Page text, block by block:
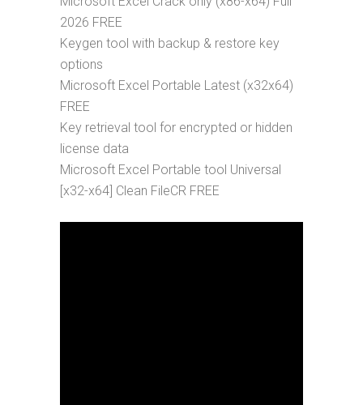
2026 FREE
Keygen tool with backup & restore key
options
Microsoft Excel Portable Latest (x32x64)
FREE
Key retrieval tool for encrypted or hidden
license data
Microsoft Excel Portable tool Universal
[x32-x64] Clean FileCR FREE